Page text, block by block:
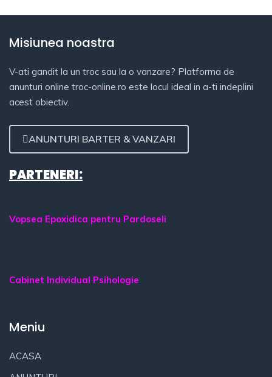
Misiunea noastra
V-ati gandit la un troc sau la o vanzare? Platforma de
anunturi online troc-online.ro este locul ideal in a-ti indeplini
acest obiectiv.
ANUNTURI BARTER & VANZARI
PARTENERI:
Vopsea Epoxidica pentru Pardoseli
Cabinet Individual Psihologie
Meniu
ACASA